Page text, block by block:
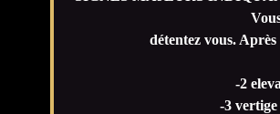
détentez vous.
-2
-3 vertige